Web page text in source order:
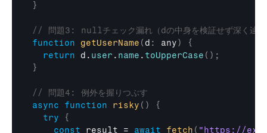
}
// 問題3: nullチェック漏れ（dの中身を検証せず深く辿
function
getUserName ( d : any)
{
return
d . user . name . toUpperCase ( ) ;
}
// 問題4: 例外を握りつぶす
async
function risky ( )
{
try
{
const
result = await fetch ( "https://